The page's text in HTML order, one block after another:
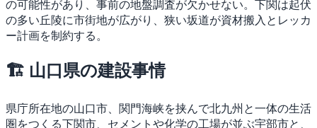
の可能性があり、事前の地盤調査が欠かせない。下関は起伏
の多い丘陵に市街地が広がり、狭い坂道が資材搬入とレッカ
ー計画を制約する。
🏗 山口県の建設事情
県庁所在地の山口市、関門海峡を挟んで北九州と一体の生活
圏をつくる下関市、セメントや化学の工場が並ぶ宇部市と、